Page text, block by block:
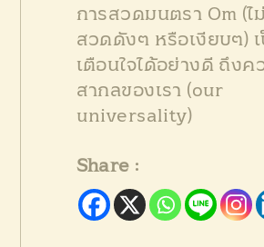
การสวดมนตรา Om (ไ
สวดดังๆ หรือเงียบๆ)
เตือนใจได้อย่างดี ถึงค
สากลของเรา (our
universality)
Share :